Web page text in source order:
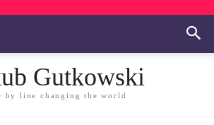
Gutkowski
by line changing the world